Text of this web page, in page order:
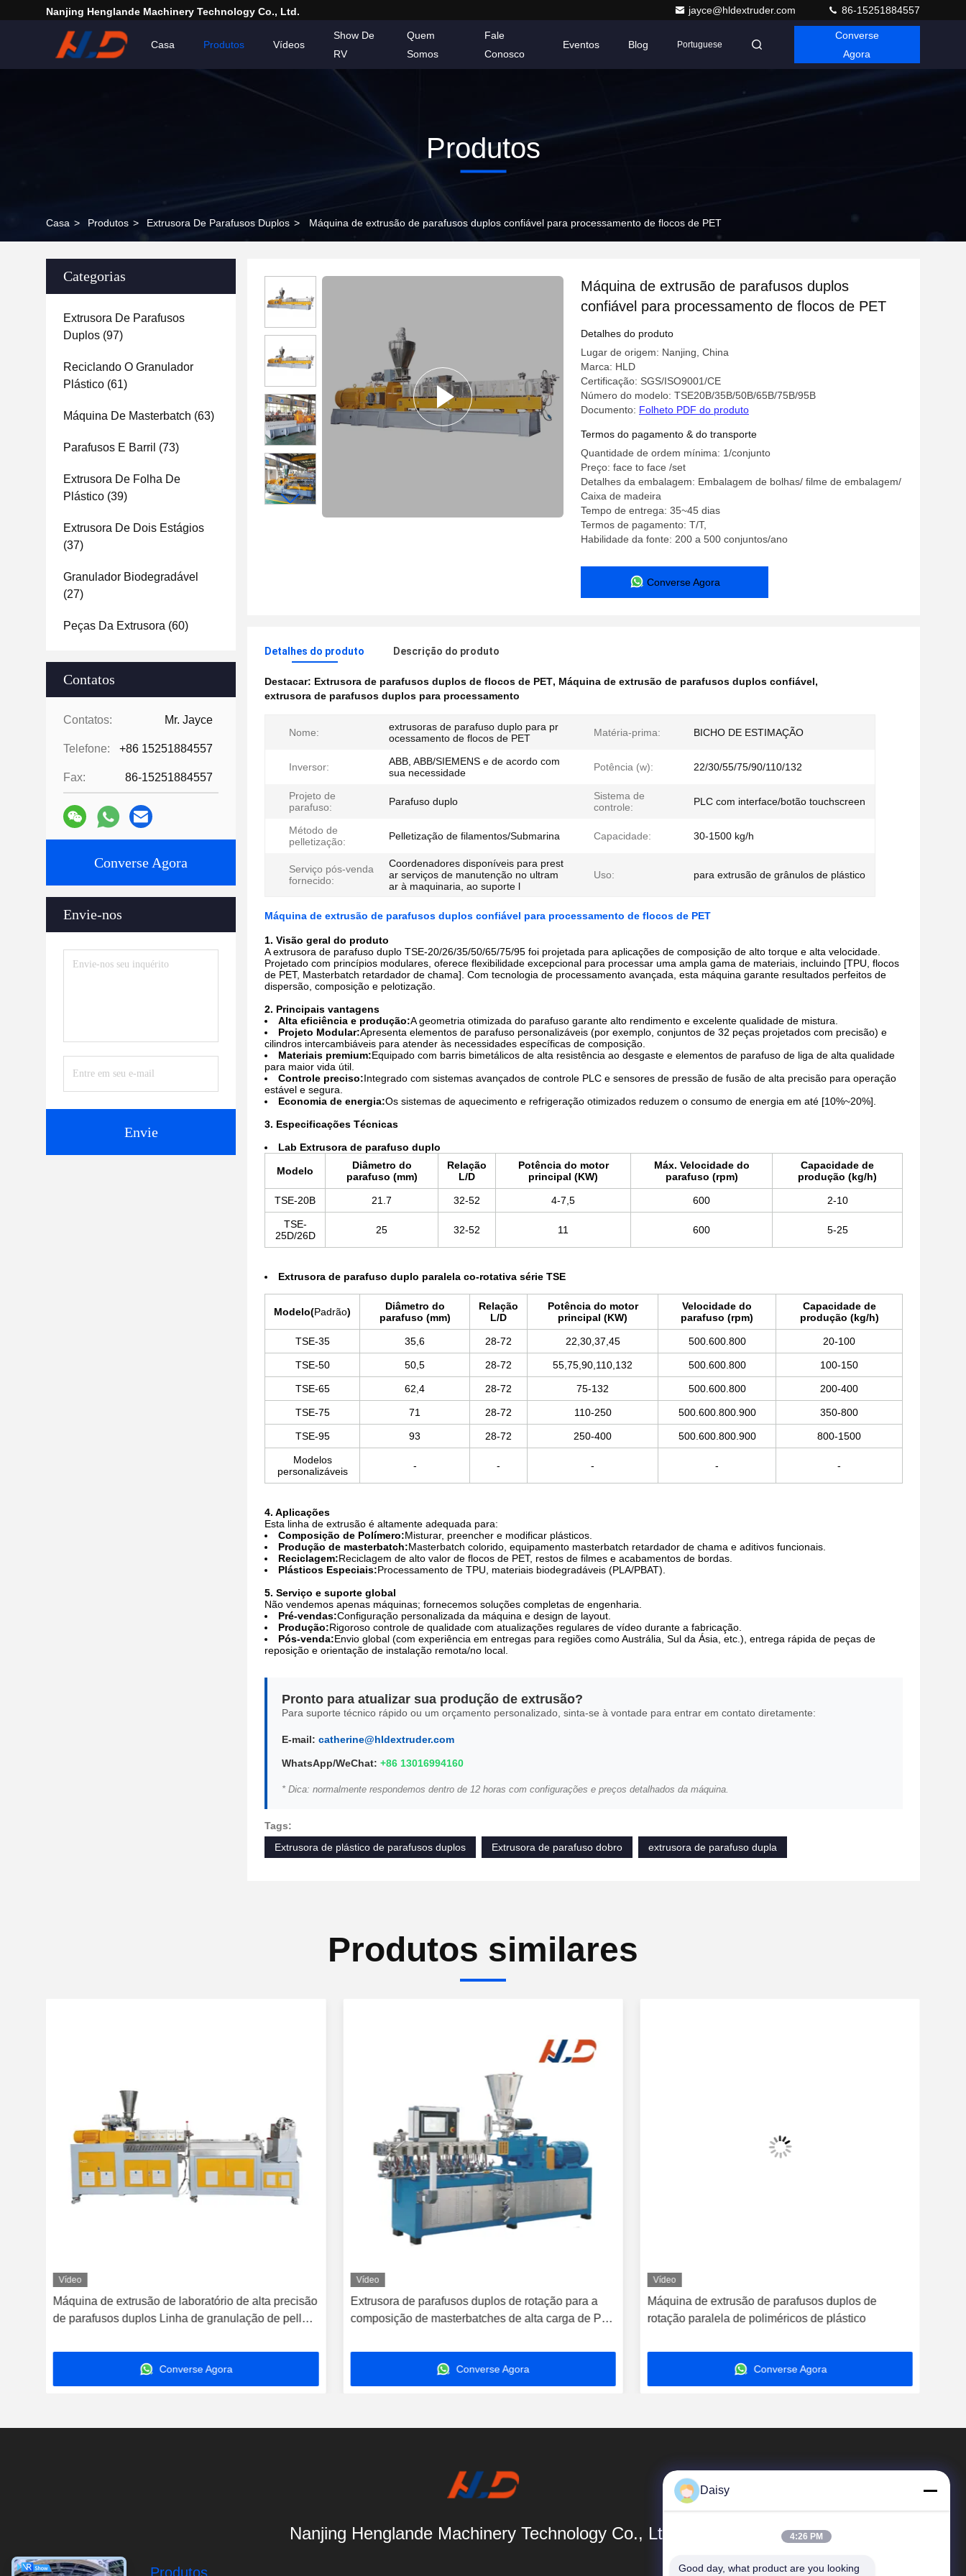
Nanjing Henglande Machinery Technology Co., Ltd. jayce@hldextruder.com 86-15251884557
Casa Produtos Vídeos
Show De
RV
Quem
Somos
Fale
Conosco
Eventos Blog Portuguese
Converse
Agora
Produtos
Casa > Produtos > Extrusora De Parafusos Duplos > Máquina de extrusão de parafusos duplos confiável para processamento de flocos de PET
Categorias
Extrusora De Parafusos
Duplos (97)
Reciclando O Granulador
Plástico (61)
Máquina De Masterbatch (63)
Parafusos E Barril (73)
Extrusora De Folha De
Plástico (39)
Extrusora De Dois Estágios
(37)
Granulador Biodegradável
(27)
Peças Da Extrusora (60)
Contatos
Contatos: Mr. Jayce
Telefone: +86 15251884557
Fax: 86-15251884557
Converse Agora
Envie-nos
Envie
Máquina de extrusão de parafusos duplos
confiável para processamento de flocos de PET
Detalhes do produto
Lugar de origem: Nanjing, China
Marca: HLD
Certificação: SGS/ISO9001/CE
Número do modelo: TSE20B/35B/50B/65B/75B/95B
Documento: Folheto PDF do produto
Termos do pagamento & do transporte
Quantidade de ordem mínima: 1/conjunto
Preço: face to face /set
Detalhes da embalagem: Embalagem de bolhas/ filme de embalagem/
Caixa de madeira
Tempo de entrega: 35~45 dias
Termos de pagamento: T/T,
Habilidade da fonte: 200 a 500 conjuntos/ano
Converse Agora
Detalhes do produto Descrição do produto
Destacar: Extrusora de parafusos duplos de flocos de PET, Máquina de extrusão de parafusos duplos confiável,
extrusora de parafusos duplos para processamento
Nome:
extrusoras de parafuso duplo para pr
ocessamento de flocos de PET
Matéria-prima: BICHO DE ESTIMAÇÃO
Inversor:
ABB, ABB/SIEMENS e de acordo com
sua necessidade
Potência (w): 22/30/55/75/90/110/132
Projeto de
parafuso:
Parafuso duplo
Sistema de
controle:
PLC com interface/botão touchscreen
Método de
pelletização:
Pelletização de filamentos/Submarina Capacidade: 30-1500 kg/h
Serviço pós-venda
fornecido:
Coordenadores disponíveis para prest
ar serviços de manutenção no ultram
ar à maquinaria, ao suporte l
Uso: para extrusão de grânulos de plástico
Máquina de extrusão de parafusos duplos confiável para processamento de flocos de PET
1. Visão geral do produto
A extrusora de parafuso duplo TSE-20/26/35/50/65/75/95 foi projetada para aplicações de composição de alto torque e alta velocidade.
Projetado com princípios modulares, oferece flexibilidade excepcional para processar uma ampla gama de materiais, incluindo [TPU, flocos
de PET, Masterbatch retardador de chama]. Com tecnologia de processamento avançada, esta máquina garante resultados perfeitos de
dispersão, composição e pelotização.
2. Principais vantagens
Alta eficiência e produção:A geometria otimizada do parafuso garante alto rendimento e excelente qualidade de mistura.
Projeto Modular:Apresenta elementos de parafuso personalizáveis ​​(por exemplo, conjuntos de 32 peças projetados com precisão) e
cilindros intercambiáveis ​​para atender às necessidades específicas de composição.
Materiais premium:Equipado com barris bimetálicos de alta resistência ao desgaste e elementos de parafuso de liga de alta qualidade
para maior vida útil.
Controle preciso:Integrado com sistemas avançados de controle PLC e sensores de pressão de fusão de alta precisão para operação
estável e segura.
Economia de energia:Os sistemas de aquecimento e refrigeração otimizados reduzem o consumo de energia em até [10%~20%].
3. Especificações Técnicas
Lab Extrusora de parafuso duplo
Modelo
Diâmetro do
parafuso (mm)
Relação
L/D
Potência do motor
principal (KW)
Máx. Velocidade do
parafuso (rpm)
Capacidade de
produção (kg/h)
TSE-20B 21.7 32-52 4-7,5 600 2-10
TSE-
25D/26D
25 32-52 11 600 5-25
Extrusora de parafuso duplo paralela co-rotativa série TSE
Modelo(Padrão)
Diâmetro do
parafuso (mm)
Relação
L/D
Potência do motor
principal (KW)
Velocidade do
parafuso (rpm)
Capacidade de
produção (kg/h)
TSE-35 35,6 28-72 22,30,37,45 500.600.800 20-100
TSE-50 50,5 28-72 55,75,90,110,132 500.600.800 100-150
TSE-65 62,4 28-72 75-132 500.600.800 200-400
TSE-75 71 28-72 110-250 500.600.800.900 350-800
TSE-95 93 28-72 250-400 500.600.800.900 800-1500
Modelos
personalizáveis
- - - - -
4. Aplicações
Esta linha de extrusão é altamente adequada para:
Composição de Polímero:Misturar, preencher e modificar plásticos.
Produção de masterbatch:Masterbatch colorido, equipamento masterbatch retardador de chama e aditivos funcionais.
Reciclagem:Reciclagem de alto valor de flocos de PET, restos de filmes e acabamentos de bordas.
Plásticos Especiais:Processamento de TPU, materiais biodegradáveis ​​(PLA/PBAT).
5. Serviço e suporte global
Não vendemos apenas máquinas; fornecemos soluções completas de engenharia.
Pré-vendas:Configuração personalizada da máquina e design de layout.
Produção:Rigoroso controle de qualidade com atualizações regulares de vídeo durante a fabricação.
Pós-venda:Envio global (com experiência em entregas para regiões como Austrália, Sul da Ásia, etc.), entrega rápida de peças de
reposição e orientação de instalação remota/no local.
Pronto para atualizar sua produção de extrusão?
Para suporte técnico rápido ou um orçamento personalizado, sinta-se à vontade para entrar em contato diretamente:
E-mail: catherine@hldextruder.com
WhatsApp/WeChat: +86 13016994160
* Dica: normalmente respondemos dentro de 12 horas com configurações e preços detalhados da máquina.
Tags:
Extrusora de plástico de parafusos duplos
Extrusora de parafuso dobro extrusora de parafuso dupla
Produtos similares
Vídeo
Máquina de extrusão de laboratório de alta precisão
de parafusos duplos Linha de granulação de pellets
Converse Agora
Vídeo
Extrusora de parafusos duplos de rotação para a
composição de masterbatches de alta carga de PE
Converse Agora
Vídeo
Máquina de extrusão de parafusos duplos de
rotação paralela de poliméricos de plástico
Converse Agora
Nanjing Henglande Machinery Technology Co., Ltd.
Produtos Relações Rápidas
Daisy
4:26 PM
Good day, what product are you looking